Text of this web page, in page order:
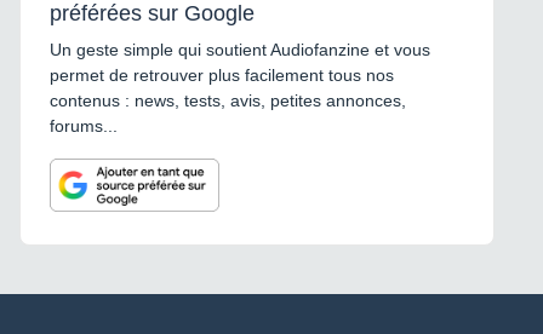
préférées sur Google
Un geste simple qui soutient Audiofanzine et vous
permet de retrouver plus facilement tous nos
contenus : news, tests, avis, petites annonces,
forums...